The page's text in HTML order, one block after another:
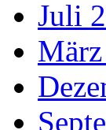
Juli